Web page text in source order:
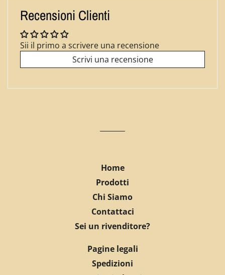
Recensioni Clienti
Sii il primo a scrivere una recensione
Scrivi una recensione
Home
Prodotti
Chi Siamo
Contattaci
Sei un rivenditore?
Pagine legali
Spedizioni